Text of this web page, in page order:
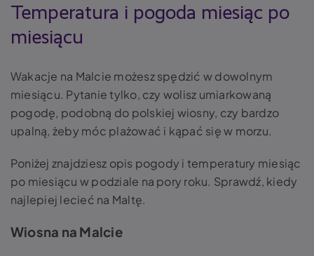
Temperatura i pogoda miesiąc po
miesiącu
Wakacje na Malcie możesz spędzić w dowolnym
miesiącu. Pytanie tylko, czy wolisz umiarkowaną
pogodę, podobną do polskiej wiosny, czy bardzo
upalną, żeby móc plażować i kąpać się w morzu.
Poniżej znajdziesz opis pogody i temperatury miesiąc
po miesiącu w podziale na pory roku. Sprawdź, kiedy
najlepiej lecieć na Maltę.
Wiosna na Malcie